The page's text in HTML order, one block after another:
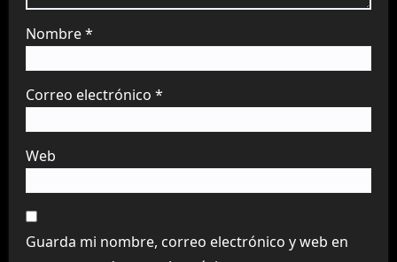
Nombre*
Correo electrónico *
Web
Guarda mi nombre, correo electrónico y web en